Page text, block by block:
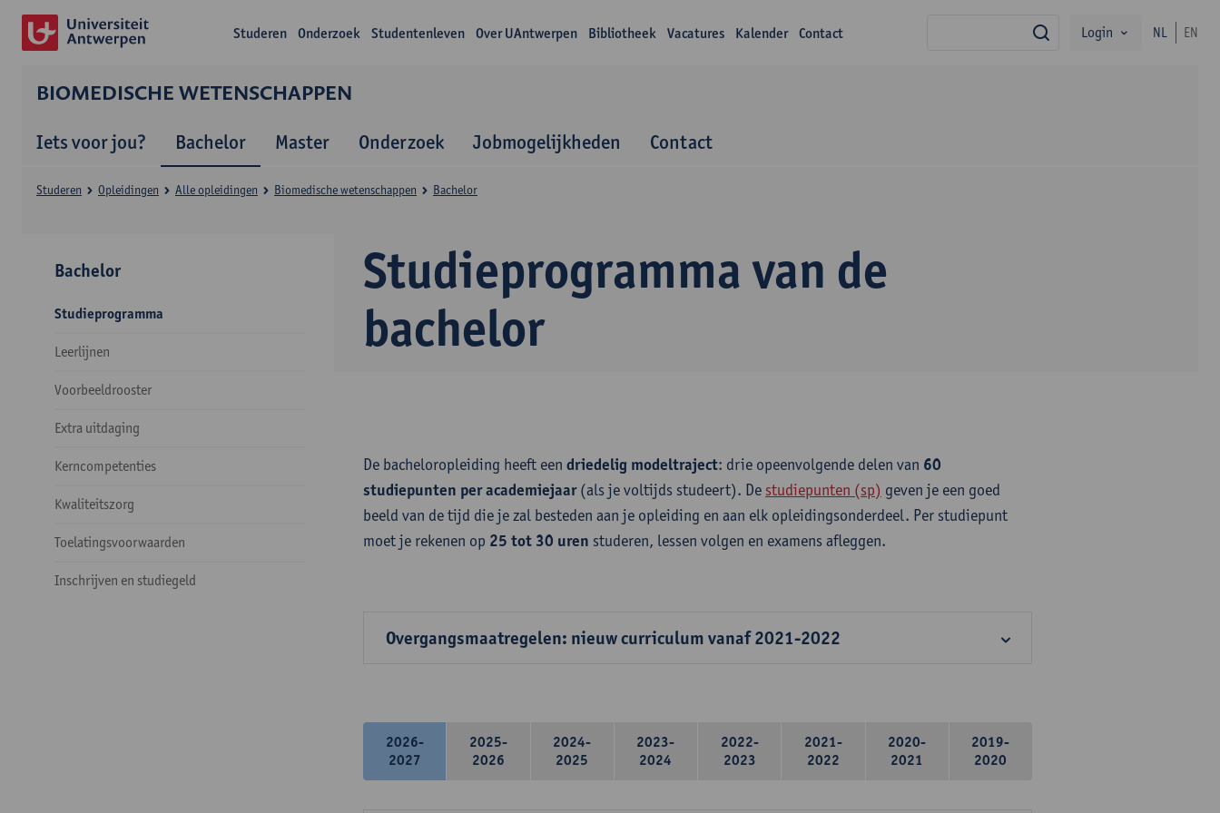
Studeren Onderzoek Studentenleven Over UAntwerpen Bibliotheek Vacatures Kalender Contact zoekLogin NL EN
BIOMEDISCHE WETENSCHAPPEN
Iets voor jou? Bachelor Master Onderzoek Jobmogelijkheden Contact
Studieprogramma van de
bachelor
Studeren Opleidingen Alle opleidingen Biomedische wetenschappen Bachelor
Bachelor
Studieprogramma
Leerlijnen
Voorbeeldrooster
Extra uitdaging
Kerncompetenties
Kwaliteitszorg
Toelatingsvoorwaarden
Inschrijven en studiegeld
De bacheloropleiding heeft een driedelig modeltraject: drie opeenvolgende delen van 60
studiepunten per academiejaar(als je voltijds studeert). De studiepunten (sp) geven je een goed
beeld van de tijd die je zal besteden aan je opleiding en aan elk opleidingsonderdeel. Per studiepunt
moet je rekenen op 25 tot 30 uren studeren, lessen volgen en examens afleggen.
Overgangsmaatregelen: nieuw curriculum vanaf 2021-2022
2026-
2027
2025-
2026
2024-
2025
2023-
2024
2022-
2023
2021-
2022
2020-
2021
2019-
2020